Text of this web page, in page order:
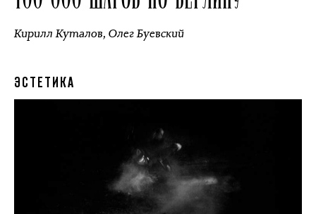
Кирилл Куталов, Олег Буевский
ЭСТЕТИКА